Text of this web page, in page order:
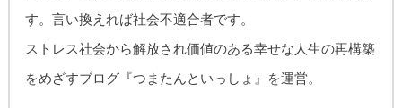
す。言い換えれば社会不適合者です。
ストレス社会から解放され価値のある幸せな人生の再構築
をめざすブログ『つまたんといっしょ』を運営。